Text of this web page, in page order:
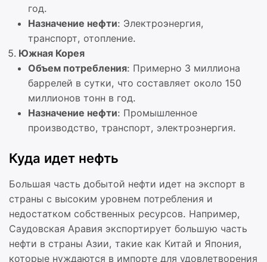
год.
Назначение нефти: Электроэнергия,
транспорт, отопление.
Южная Корея
Объем потребления: Примерно 3 миллиона
баррелей в сутки, что составляет около 150
миллионов тонн в год.
Назначение нефти: Промышленное
производство, транспорт, электроэнергия.
Куда идет нефть
Большая часть добытой нефти идет на экспорт в
страны с высоким уровнем потребления и
недостатком собственных ресурсов. Например,
Саудовская Аравия экспортирует большую часть
нефти в страны Азии, такие как Китай и Япония,
которые нуждаются в импорте для удовлетворения